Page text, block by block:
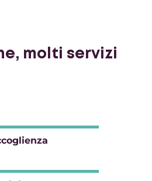
molti servizi